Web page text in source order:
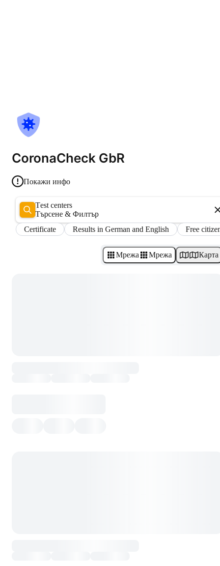
CoronaCheck GbR
Покажи инфо
Test centers
Търсене & Филтър
Certificate
Results in German and English Free
Мрежа Мрежа Карта